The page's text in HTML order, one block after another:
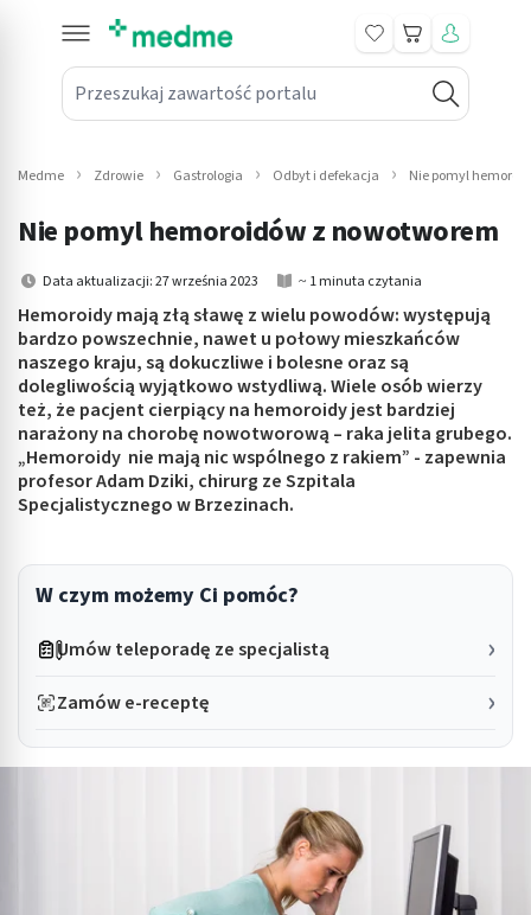
Przeszukaj zawartość portalu
Koszyk
submenu: Leki na receptę
submenu: Kosmetyki
submenu: Higiena
submenu: Sprzęt medyczny
submenu: Intymne
submenu: Wellness
Medme Zdrowie Gastrologia Odbyt i defekacja Nie pomyl
Nie pomyl hemoroidów z nowotworem
Data aktualizacji: 27 września 2023 ~ 1 minuta czytania
Hemoroidy mają złą sławę z wielu powodów: występują
bardzo powszechnie, nawet u połowy mieszkańców
naszego kraju, są dokuczliwe i bolesne oraz są
dolegliwością wyjątkowo wstydliwą. Wiele osób wierzy
też, że pacjent cierpiący na hemoroidy jest bardziej
narażony na chorobę nowotworową – raka jelita grubego.
„Hemoroidy nie mają nic wspólnego z rakiem” - zapewnia
profesor Adam Dziki, chirurg ze Szpitala
Specjalistycznego w Brzezinach.
W czym możemy Ci pomóc?
Umów teleporadę ze specjalistą
Zamów e-receptę